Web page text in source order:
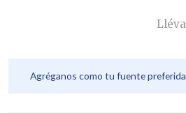
Agréganos como tu fuente